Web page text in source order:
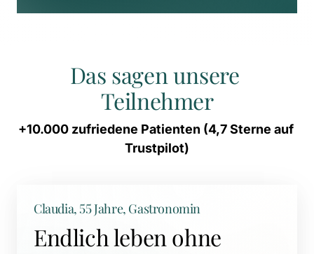
Das sagen unsere
Teilnehmer
+10.000 zufriedene Patienten (4,7 Sterne
auf
Trustpilot)
Claudia, 55 Jahre, Gastronomin
Endlich leben ohne